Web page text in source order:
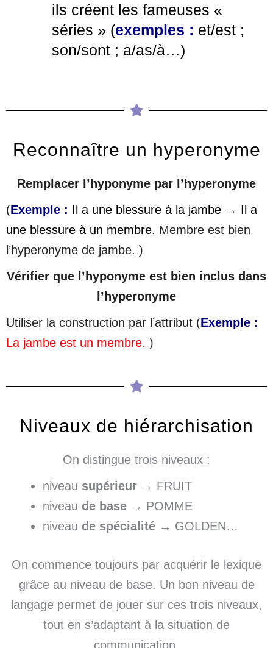
ils créent les fameuses «
séries » (exemples : et/est ;
son/sont ; a/as/à…)
Reconnaître un hyperonyme
Remplacer l’hyponyme par l’hyperonyme
(Exemple : Il a une blessure à la jambe → Il a
une blessure à un membre. Membre est bien
l’hyperonyme de jambe. )
Vérifier que l’hyponyme est bien inclus dans
l’hyperonyme
Utiliser la construction par l’attribut (Exemple :
La jambe est un membre. )
Niveaux de hiérarchisation
On distingue trois niveaux :
niveau supérieur → FRUIT
niveau de base → POMME
niveau de spécialité → GOLDEN…
On commence toujours par acquérir le lexique
grâce au niveau de base. Un bon niveau de
langage permet de jouer sur ces trois niveaux,
tout en s’adaptant à la situation de
communication.